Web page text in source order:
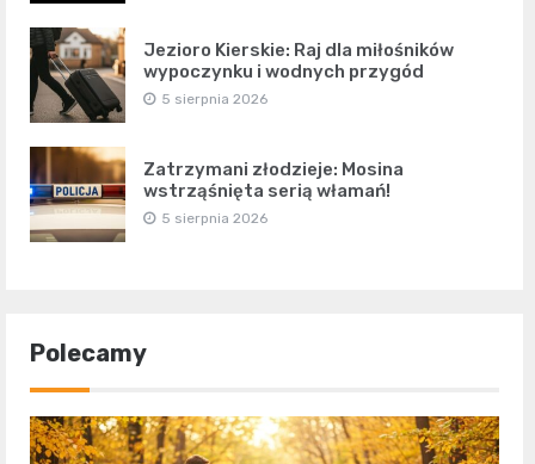
Jezioro Kierskie: Raj dla miłośników
wypoczynku i wodnych przygód
5 sierpnia 2026
Zatrzymani złodzieje: Mosina
wstrząśnięta serią włamań!
5 sierpnia 2026
Polecamy